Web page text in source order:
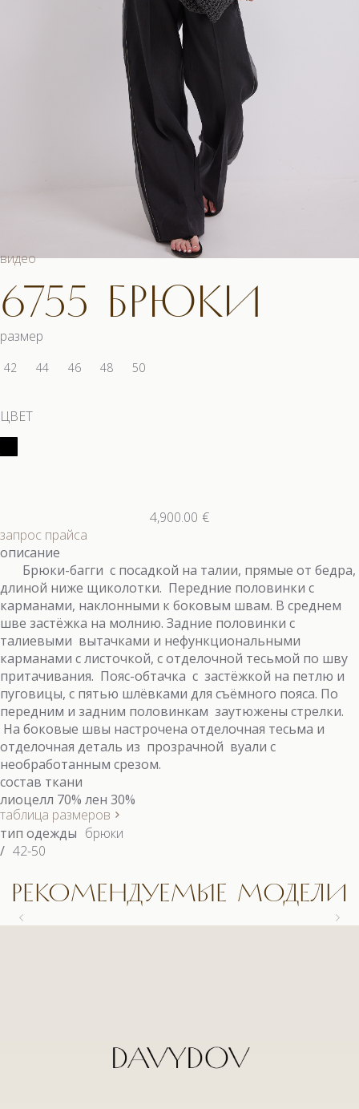
видео
6755 БРЮКИ
размер
42 44 46 48 50
ЦВЕТ
€
4,900.00
запрос прайса
описание
Брюки-багги с посадкой на талии, прямые от бедра,
длиной ниже щиколотки. Передние половинки с
карманами, наклонными к боковым швам. В среднем
шве застёжка на молнию. Задние половинки с
талиевыми вытачками и нефункциональными
карманами с листочкой, с отделочной тесьмой по шву
притачивания. Пояс-обтачка с застёжкой на петлю и
пуговицы, с пятью шлёвками для съёмного пояса. По
передним и задним половинкам заутюжены стрелки.
На боковые швы настрочена отделочная тесьма и
отделочная деталь из прозрачной вуали с
необработанным срезом.
состав ткани
лиоцелл 70% лен 30%
таблица размеров
тип одежды брюки
/ 42-50
РЕКОМЕНДУЕМЫЕ МОДЕЛИ
9558.1 КОСТЮМ
9558.1 КОСТЮМ
9663 БЛУЗКА
9622.1 КОСТЮМ (3)